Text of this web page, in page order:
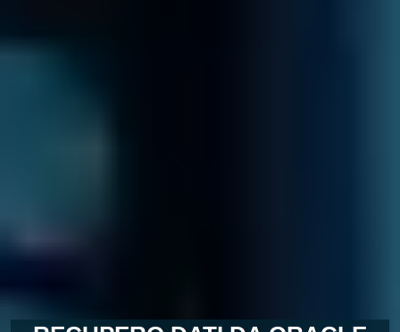
CHIAMACI